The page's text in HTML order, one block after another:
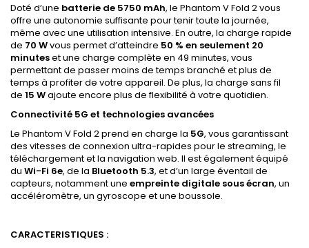
Doté d’une batterie de 5750 mAh, le Phantom V Fold 2 vous
offre une autonomie suffisante pour tenir toute la journée,
même avec une utilisation intensive. En outre, la charge rapide
de 70 Wvous permet d’atteindre 50 % en seulement 20
minuteset une charge complète en 49 minutes, vous
permettant de passer moins de temps branché et plus de
temps à profiter de votre appareil. De plus, la charge sans fil
de 15 Wajoute encore plus de flexibilité à votre quotidien.
Connectivité 5G et technologies avancées
Le Phantom V Fold 2 prend en charge la 5G, vous garantissant
des vitesses de connexion ultra-rapides pour le streaming, le
téléchargement et la navigation web. Il est également équipé
du Wi-Fi 6e, de la Bluetooth 5.3, et d’un large éventail de
capteurs, notamment une empreinte digitale sous écran, un
accéléromètre, un gyroscope et une boussole.
CARACTERISTIQUES :